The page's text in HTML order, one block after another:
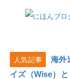
人気記事
海外
イズ（Wise）